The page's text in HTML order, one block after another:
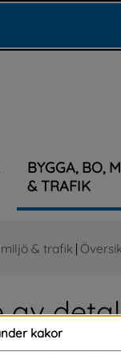
BYGGA, BO,
& TRAFIK
& trafik |
av
kakor